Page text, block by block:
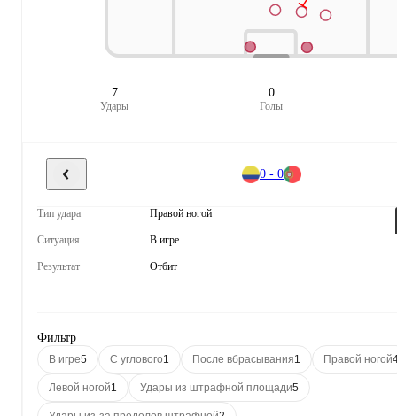
7
Удары
0
Голы
0 - 0
Тип удара Правой ногой
Ситуация В игре
Результат Отбит
Фильтр
В игре5 С углового1 После вбрасывания1 Правой ногой
Левой ногой1 Удары из штрафной площади5